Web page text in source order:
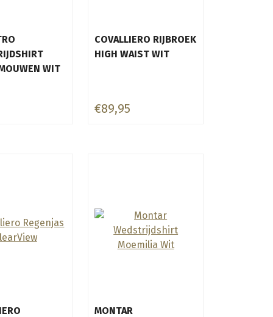
WIT
COVALLIERO RIJBROEK
HIGH WAIST WIT
€89,95
MONTAR